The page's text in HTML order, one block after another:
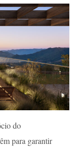
do
para garantir